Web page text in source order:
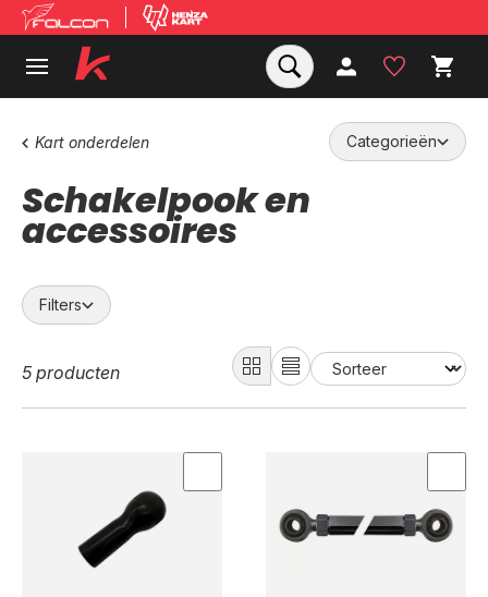
Kart onderdelen Categorieën
Schakelpook en
accessoires
Filters
5 producten